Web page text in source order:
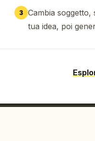
3 Cambia soggetto,
tua idea, poi